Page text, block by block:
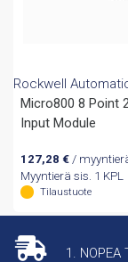
Rockwell
Micro800 8 Point
Input Module
127,28 €/
Myyntierä sis. 1 KPL
Tilaustuote
1. NOPEA